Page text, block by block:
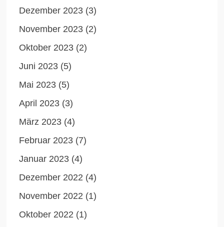
Dezember 2023 (3)
November 2023 (2)
Oktober 2023 (2)
Juni 2023 (5)
Mai 2023 (5)
April 2023 (3)
März 2023 (4)
Februar 2023 (7)
Januar 2023 (4)
Dezember 2022 (4)
November 2022 (1)
Oktober 2022 (1)